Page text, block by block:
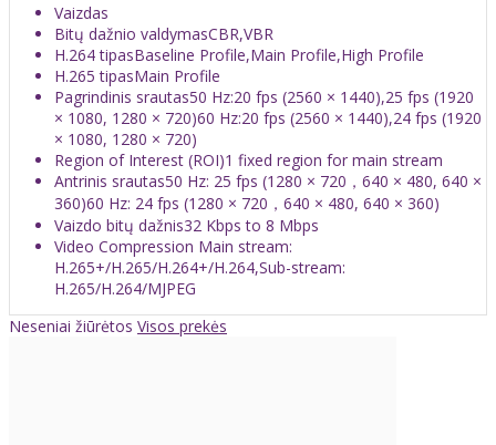
Vaizdas
Bitų dažnio valdymasCBR,VBR
H.264 tipasBaseline Profile,Main Profile,High Profile
H.265 tipasMain Profile
Pagrindinis srautas50 Hz:20 fps (2560 × 1440),25 fps (1920
× 1080, 1280 × 720)60 Hz:20 fps (2560 × 1440),24 fps (1920
× 1080, 1280 × 720)
Region of Interest (ROI)1 fixed region for main stream
Antrinis srautas50 Hz: 25 fps (1280 × 720，640 × 480, 640 ×
360)60 Hz: 24 fps (1280 × 720，640 × 480, 640 × 360)
Vaizdo bitų dažnis32 Kbps to 8 Mbps
Video Compression Main stream:
H.265+/H.265/H.264+/H.264,Sub-stream:
H.265/H.264/MJPEG
Neseniai žiūrėtos Visos prekės